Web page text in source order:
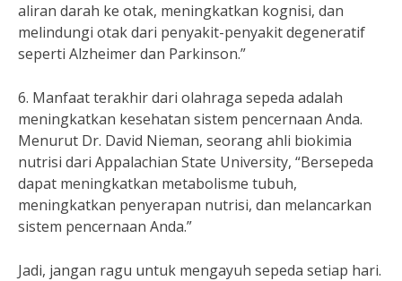
aliran darah ke otak, meningkatkan kognisi, dan
melindungi otak dari penyakit-penyakit degeneratif
seperti Alzheimer dan Parkinson.”
6. Manfaat terakhir dari olahraga sepeda adalah
meningkatkan kesehatan sistem pencernaan Anda.
Menurut Dr. David Nieman, seorang ahli biokimia
nutrisi dari Appalachian State University, “Bersepeda
dapat meningkatkan metabolisme tubuh,
meningkatkan penyerapan nutrisi, dan melancarkan
sistem pencernaan Anda.”
Jadi, jangan ragu untuk mengayuh sepeda setiap hari.